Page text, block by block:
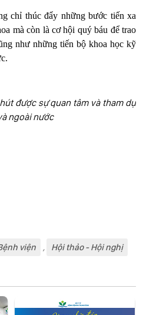
chỉ thúc đẩy những bước tiến xa
mà còn là cơ hội quý báu để trao
như những tiến bộ khoa học kỹ
được sự quan tâm và tham dự
ngoài nước
viện , Hội thảo - Hội nghị